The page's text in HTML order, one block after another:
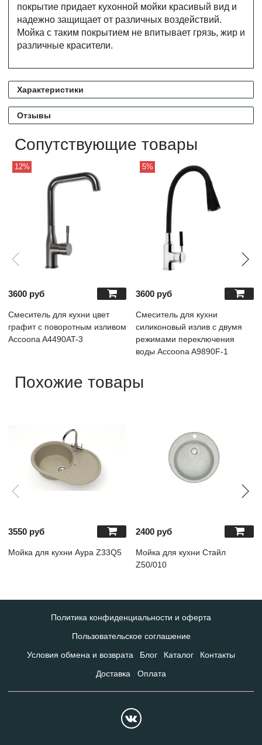
покрытие придает кухонной мойки красивый вид и
надежно защищает от различных воздействий.
Мойка с таким покрытием не впитывает грязь, жир и
различные красители.
Характеристики
Отзывы
Сопутствующие товары
12%
3600 руб
Cмеситель для кухни цвет
графит с поворотным изливом
Accoona A4490AT-3
5%
3600 руб
Смеситель для кухни
силиконовый излив с двумя
режимами переключения
воды Accoona A9890F-1
Похожие товары
3550 руб
Мойка для кухни Аура Z33Q5
2400 руб
Мойка для кухни Стайл
Z50/010
Политика конфиденциальности и оферта
Пользовательское соглашение
Условия обмена и возврата Блог Каталог Контакты
Доставка Оплата